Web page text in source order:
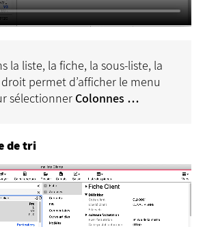
la liste, la fiche, la sous-liste, la
permet d’afficher le menu
sélectionner Colonnes …
de tri